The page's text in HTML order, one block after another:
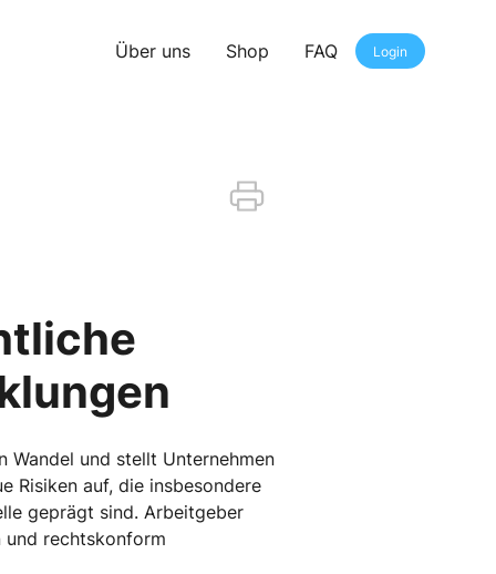
Über uns Shop FAQ Login
Wandel und stellt Unternehmen
Risiken auf, die insbesondere
geprägt sind. Arbeitgeber
rechtskonform